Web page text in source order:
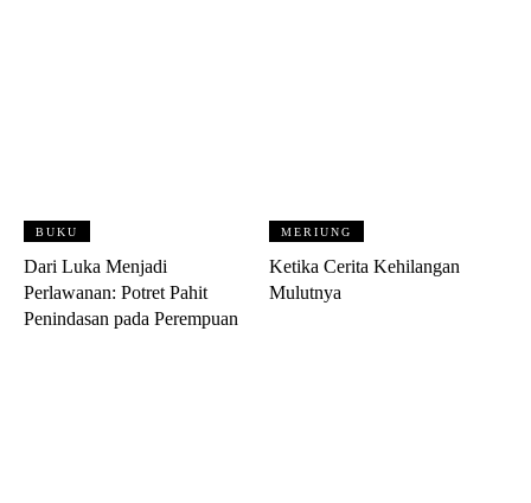
BUKU
Dari Luka Menjadi
Perlawanan: Potret Pahit
Penindasan pada Perempuan
MERIUNG
Ketika Cerita Kehilangan
Mulutnya